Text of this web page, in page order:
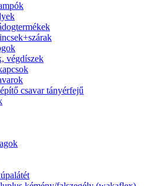
végdíszek
csavar tányérfejű